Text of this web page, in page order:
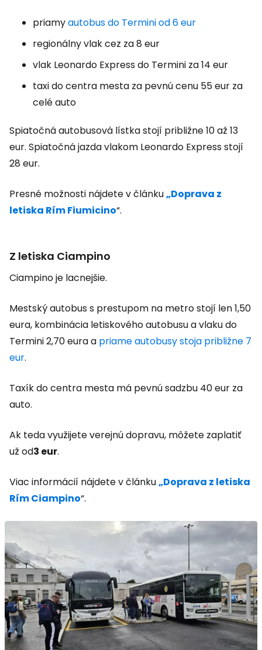
priamyautobus do Termini od 6 eur
regionálny vlak cez za 8 eur
vlak Leonardo Express do Termini za 14 eur
taxi do centra mesta za pevnú cenu 55 eur za
celé auto
Spiatočná autobusová lístka stojí približne 10 až 13
eur. Spiatočná jazda vlakom Leonardo Express stojí
28 eur.
Presné možnosti nájdete v článku „Doprava z
letiska Rím Fiumicino“.
Z letiska Ciampino
Ciampino je lacnejšie.
Mestský autobus s prestupom na metro stojí len 1,50
eura, kombinácia letiskového autobusu a vlaku do
Termini 2,70 eura a priame autobusy stoja približne 7
eur.
Taxík do centra mesta má pevnú sadzbu 40 eur za
auto.
Ak teda využijete verejnú dopravu, môžete zaplatiť
už od3 eur.
Viac informácií nájdete v článku „Doprava z letiska
Rím Ciampino“.